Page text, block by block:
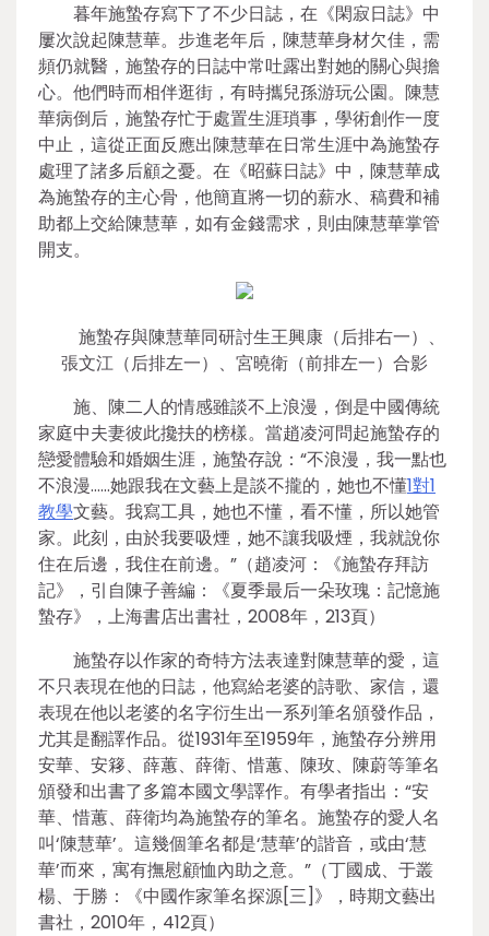
暮年施蟄存寫下了不少日誌，在《閑寂日誌》中
屢次說起陳慧華。步進老年后，陳慧華身材欠佳，需
頻仍就醫，施蟄存的日誌中常吐露出對她的關心與擔
心。他們時而相伴逛街，有時攜兒孫游玩公園。陳慧
華病倒后，施蟄存忙于處置生涯瑣事，學術創作一度
中止，這從正面反應出陳慧華在日常生涯中為施蟄存
處理了諸多后顧之憂。在《昭蘇日誌》中，陳慧華成
為施蟄存的主心骨，他簡直將一切的薪水、稿費和補
助都上交給陳慧華，如有金錢需求，則由陳慧華掌管
開支。
施蟄存與陳慧華同研討生王興康（后排右一）、
張文江（后排左一）、宮曉衛（前排左一）合影
施、陳二人的情感雖談不上浪漫，倒是中國傳統
家庭中夫妻彼此攙扶的榜樣。當趙凌河問起施蟄存的
戀愛體驗和婚姻生涯，施蟄存說：“不浪漫，我一點也
不浪漫……她跟我在文藝上是談不攏的，她也不懂1對1
教學文藝。我寫工具，她也不懂，看不懂，所以她管
家。此刻，由於我要吸煙，她不讓我吸煙，我就說你
住在后邊，我住在前邊。”（趙凌河：《施蟄存拜訪
記》，引自陳子善編：《夏季最后一朵玫瑰：記憶施
蟄存》，上海書店出書社，2008年，213頁）
施蟄存以作家的奇特方法表達對陳慧華的愛，這
不只表現在他的日誌，他寫給老婆的詩歌、家信，還
表現在他以老婆的名字衍生出一系列筆名頒發作品，
尤其是翻譯作品。從1931年至1959年，施蟄存分辨用
安華、安簃、薛蕙、薛衛、惜蕙、陳玫、陳蔚等筆名
頒發和出書了多篇本國文學譯作。有學者指出：“安
華、惜蕙、薛衛均為施蟄存的筆名。施蟄存的愛人名
叫‘陳慧華’。這幾個筆名都是‘慧華’的諧音，或由‘慧
華’而來，寓有撫慰顧恤內助之意。”（丁國成、于叢
楊、于勝：《中國作家筆名探源[三]》，時期文藝出
書社，2010年，412頁）